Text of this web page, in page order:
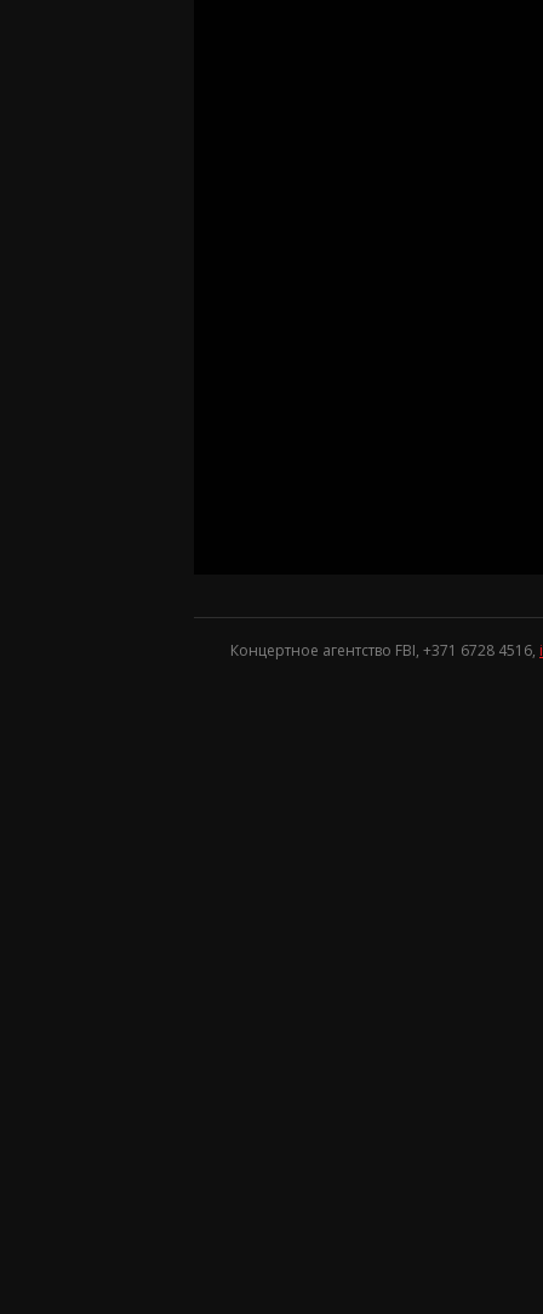
Концертное агентство FBI, +371 6728 4516,